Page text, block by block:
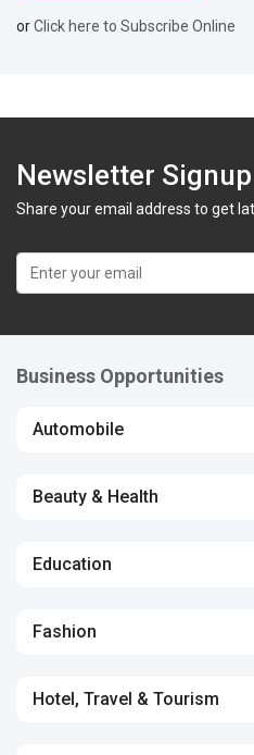
orClick here to Subscribe Online
Newsletter Signup
Share your email address to get
Business Opportunities
Automobile
Beauty & Health
Education
Fashion
Hotel, Travel & Tourism